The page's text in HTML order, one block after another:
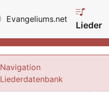
Evangeliums.net
Lieder
Navigation
Liederdatenbank